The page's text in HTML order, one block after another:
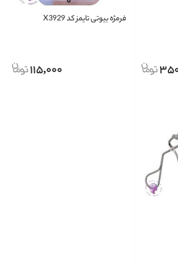
فرمژه بیوتی تایمز کد X3929
115,000